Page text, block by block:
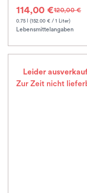
114,00 €120,00 €
0.75 l (152.00 € / 1 Liter)
Lebensmittelangaben
Leider
Zur Zeit nicht